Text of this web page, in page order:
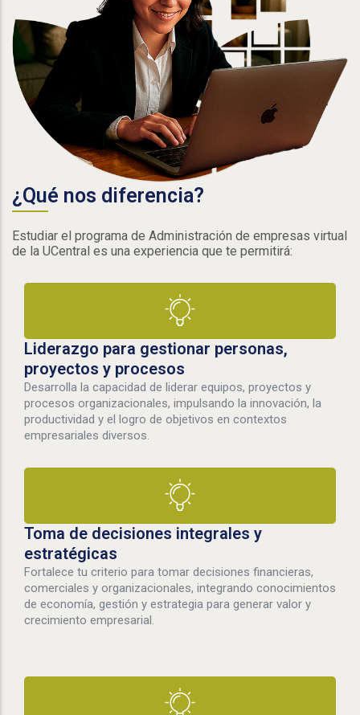
¿Qué nos diferencia?
Estudiar el programa de Administración de empresas virtual
de la UCentral es una experiencia que te permitirá:
Liderazgo para gestionar personas,
proyectos y procesos
Desarrolla la capacidad de liderar equipos, proyectos y
procesos organizacionales, impulsando la innovación, la
productividad y el logro de objetivos en contextos
empresariales diversos.
Toma de decisiones integrales y
estratégicas
Fortalece tu criterio para tomar decisiones financieras,
comerciales y organizacionales, integrando conocimientos
de economía, gestión y estrategia para generar valor y
crecimiento empresarial.